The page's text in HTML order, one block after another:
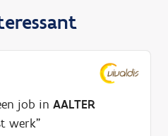
job in AALTER
werk"